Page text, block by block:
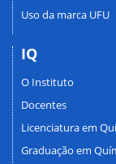
Uso da marca UFU
IQ
O Instituto
Docentes
Licenciatura em
Graduação em